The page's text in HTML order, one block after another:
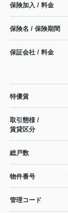
保険加入 / 料金
保険名 / 保険期間
保証会社 / 料金
特優賃
取引態様 /
賃貸区分
総戸数
物件番号
管理コード